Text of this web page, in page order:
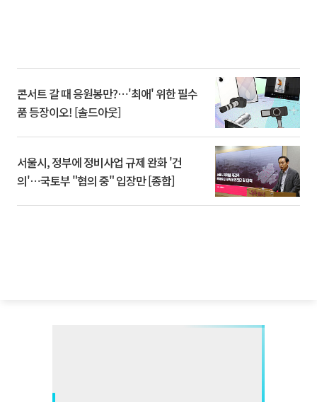
콘서트 갈 때 응원봉만?⋯'최애' 위한 필수
품 등장이오! [솔드아웃]
서울시, 정부에 정비사업 규제 완화 '건
의'⋯국토부 "협의 중" 입장만 [종합]